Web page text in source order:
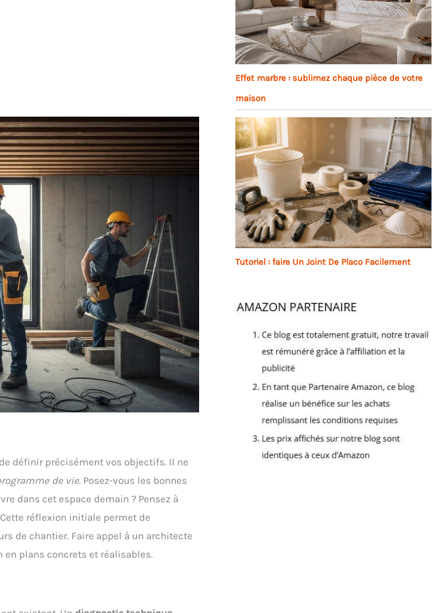
définir précisément vos objectifs. Il ne
de vie. Posez-vous les bonnes
dans cet espace demain ? Pensez à
réflexion initiale permet de
de chantier. Faire appel à un architecte
en plans concrets et réalisables.
Effet marbre : sublimez chaque pièce de votre
maison
Tutoriel : faire Un Joint De Placo Facilement